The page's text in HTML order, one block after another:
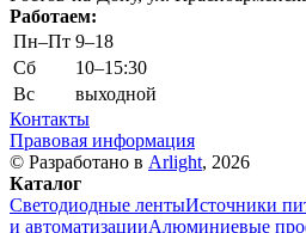
Работаем:
Пн–Пт 9–18
Сб
10–15:30
Вс
выходной
Контакты
Правовая информация
© Разработано в Arlight, 2026
Каталог
Светодиодные лентыИсточники
и автоматизацииАлюминиевые